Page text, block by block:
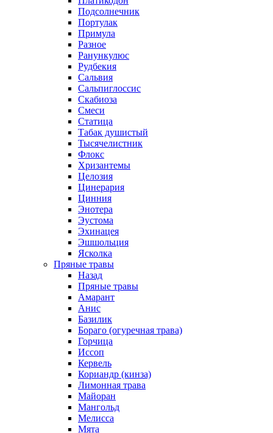
Подсолнечник
Портулак
Примула
Разное
Ранункулюс
Рудбекия
Сальвия
Сальпиглоссис
Скабиоза
Смеси
Статица
Табак душистый
Тысячелистник
Флокс
Хризантемы
Целозия
Цинерария
Цинния
Энотера
Эустома
Эхинацея
Эшшольция
Ясколка
Пряные травы
Назад
Пряные травы
Амарант
Анис
Базилик
Бораго (огуречная трава)
Горчица
Иссоп
Кервель
Кориандр (кинза)
Лимонная трава
Майоран
Мангольд
Мелисса
Мята